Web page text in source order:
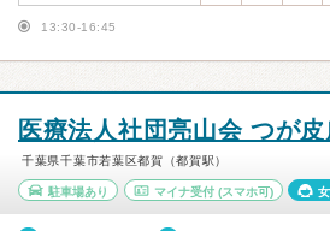
13:30-16:45
医療法人社団亮山会 つが
千葉県千葉市若葉区都賀（都賀駅）
駐車場あり マイナ受付(スマホ可)